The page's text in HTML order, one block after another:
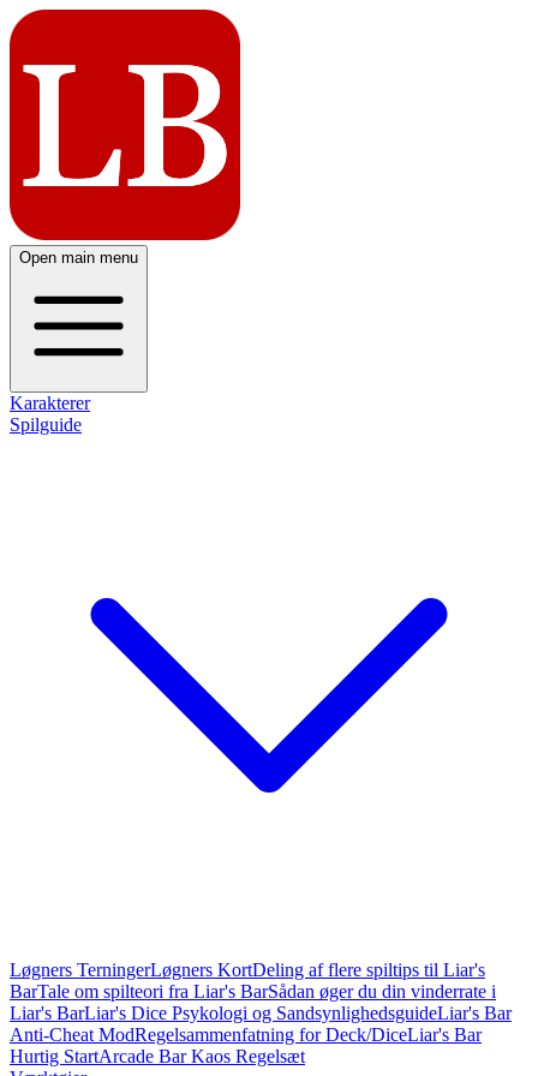
Open main menu
Karakterer
Spilguide
Løgners TerningerLøgners KortDeling af flere spiltips til Liar's
BarTale om spilteori fra Liar's BarSådan øger du din vinderrate i
Liar's BarLiar's Dice Psykologi og SandsynlighedsguideLiar's Bar
Anti-Cheat ModRegelsammenfatning for Deck/DiceLiar's Bar
Hurtig StartArcade Bar Kaos Regelsæt